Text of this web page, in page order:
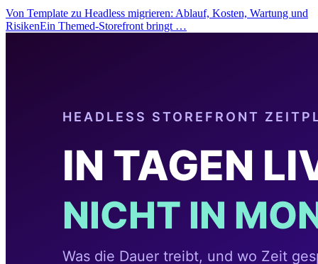
Von Template zu Headless migrieren: Ablauf, Kosten, Wartung und
RisikenEin Themed-Storefront bringt …